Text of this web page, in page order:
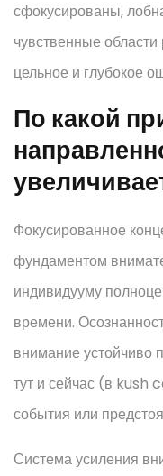
сфокусированы,
чувственные
цельное и глубокое
По какой
Фокусированное
фундаментом
индивидууму
времени.
внимание устойчиво
тут и сейчас (в kush
события или
Система усиления